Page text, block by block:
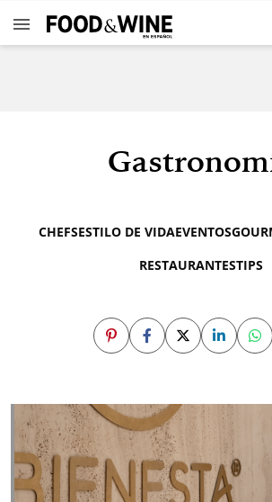
CHEFSESTILO DE VIDAEVENTOS
RESTAURANTESTIPS